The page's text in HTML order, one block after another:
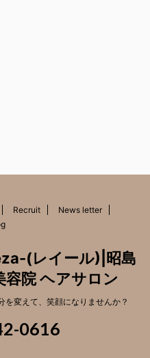
Recruit
News letter
(レイール)|昭島
容院 ヘアサロン
を変えて、笑顔になりませんか？
0616